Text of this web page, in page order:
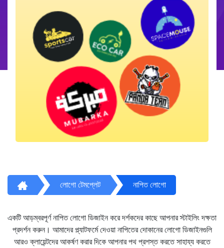
লোগো টেমপ্লেট নাপিত লোগো
একটি আড়ম্বরপূর্ণ নাপিত লোগো ডিজাইন করে দর্শকদের কাছে আপনার স্টাইলিং দক্ষতা
প্রদর্শন করুন। আমাদের প্ল্যাটফর্মে দেওয়া নাপিতের দোকানের লোগো ডিজাইনগুলি
আরও ক্লায়েন্টদের আকর্ষণ করার দিকে আপনার পথ প্রশস্ত করতে সাহায্য করতে